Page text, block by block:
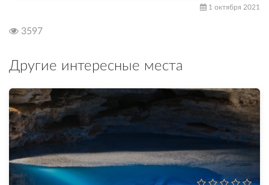
1 октября 2021
3597
Другие интересные места